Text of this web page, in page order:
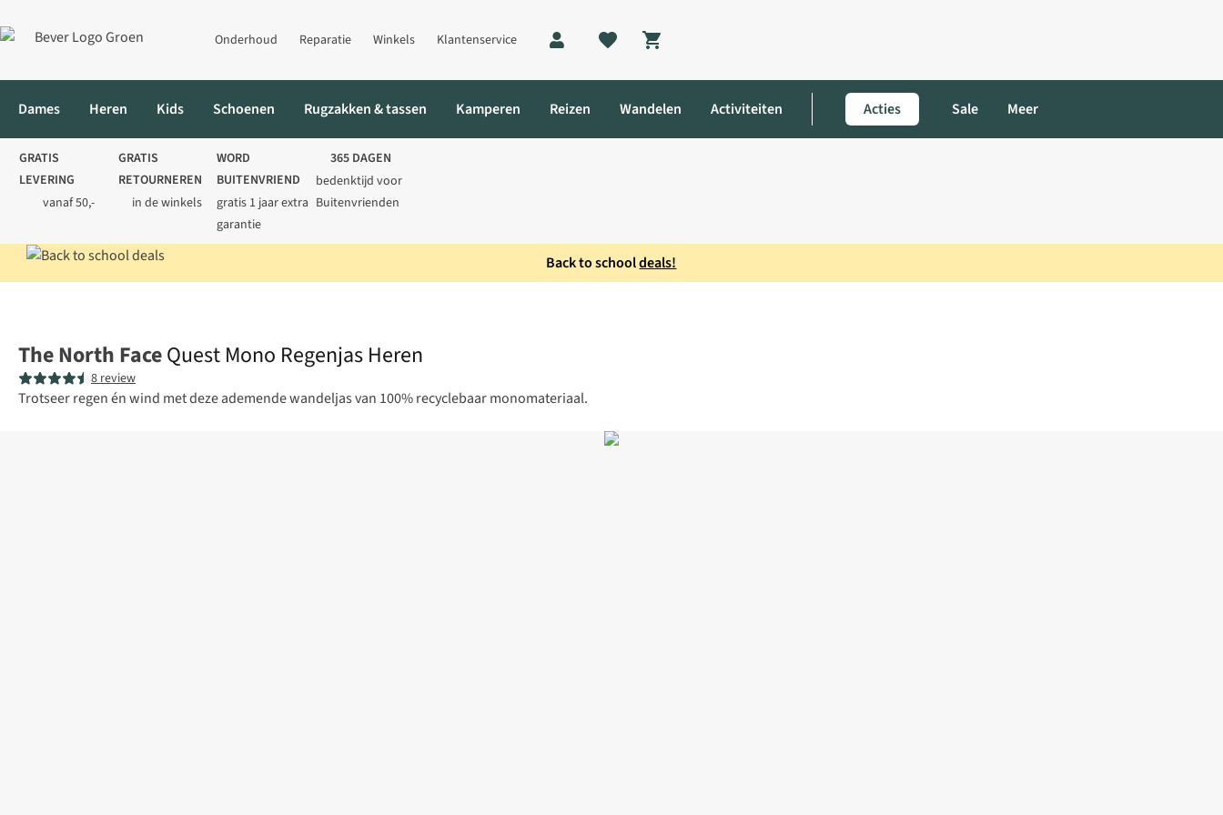
Onderhoud Reparatie Winkels Klantenservice
Shopping cart
Dames Heren Kids Schoenen Rugzakken & tassen Kamperen Reizen Wandelen Activiteiten Acties Sale Meer
GRATIS
LEVERING
vanaf 50,-
GRATIS
RETOURNEREN
in de winkels
WORD
BUITENVRIEND
gratis 1 jaar extra
garantie
365 DAGEN
bedenktijd voor
Buitenvrienden
Back to schooldeals!
The North FaceQuest Mono Regenjas Heren
8 review
Trotseer regen én wind met deze ademende wandeljas van 100% recyclebaar monomateriaal.